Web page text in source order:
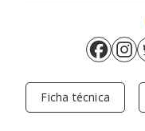
Ficha técnica